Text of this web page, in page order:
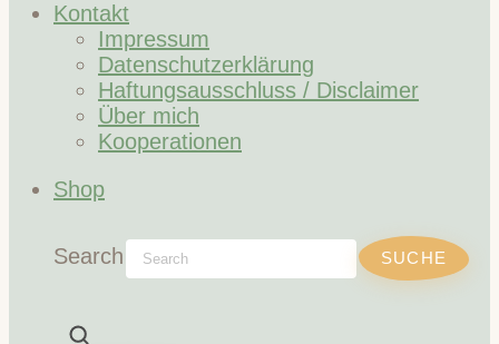
Kontakt
Impressum
Datenschutzerklärung
Haftungsausschluss / Disclaimer
Über mich
Kooperationen
Shop
Search